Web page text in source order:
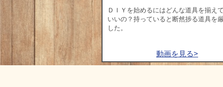
ＤＩＹを始めるにはどんな道具を揃え
いいの？持っていると断然捗る道具を
した。
動画を見る>